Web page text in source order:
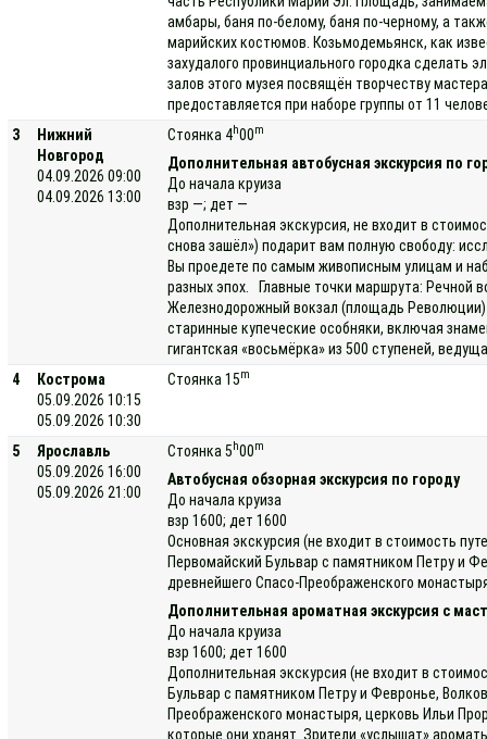
амбары, баня по-белому, баня по-черному, а
марийских костюмов. Козьмодемьянск, как
захудалого провинциального городка
залов этого музея посвящён творчеству
предоставляется при наборе группы от 11
3
Нижний
Новгород
04.09.2026 09:00
04.09.2026 13:00
Стоянка 4h00m
Дополнительная автобусная экскурсия по
До начала круиза
взр —; дет —
Дополнительная экскурсия, не входит в
снова зашёл») подарит вам полную свободу:
Вы проедете по самым живописным улицам и
разных эпох. Главные точки маршрута: Речной
Железнодорожный вокзал (площадь Революции)
старинные купеческие особняки, включая
гигантская «восьмёрка» из 500 ступеней,
4
Кострома
05.09.2026 10:15
05.09.2026 10:30
Стоянка 15m
5
Ярославль
05.09.2026 16:00
05.09.2026 21:00
Стоянка 5 h00m
Автобусная обзорная экскурсия по городу
До начала круиза
взр 1600; дет 1600
Основная экскурсия (не входит в стоимость
Первомайский Бульвар с памятником Петру и
древнейшего Спасо-Преображенского
Дополнительная ароматная экскурсия с
До начала круиза
взр 1600; дет 1600
Дополнительная экскурсия (не входит в
Бульвар с памятником Петру и Февронье,
Преображенского монастыря, церковь Ильи
которые они хранят. Зрители «услышат»